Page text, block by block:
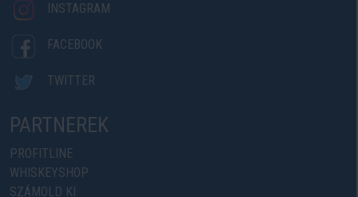
INSTAGRAM
FACEBOOK
TWITTER
PARTNEREK
PROFITLINE
WHISKEYSHOP
SZÁMOLD KI